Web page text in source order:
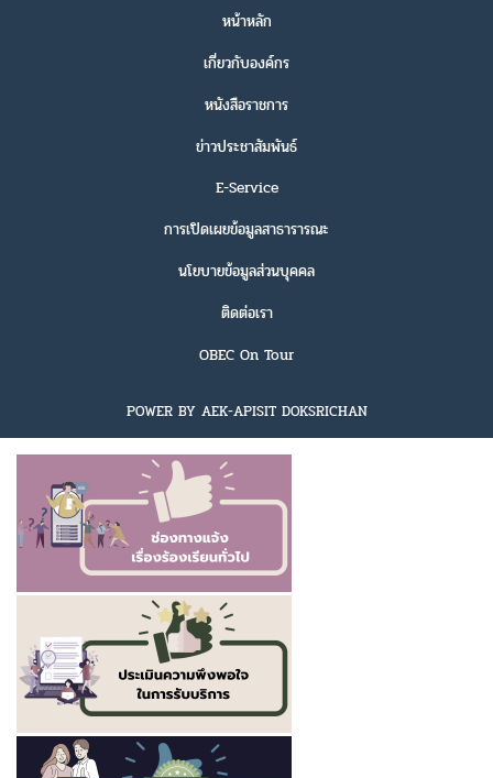
หน้าหลัก
เกี่ยวกับองค์กร
หนังสือราชการ
ข่าวประชาสัมพันธ์
E-Service
การเปิดเผยข้อมูลสาธารารณะ
นโยบายข้อมูลส่วนบุคคล
ติดต่อเรา
OBEC On Tour
POWER BY AEK-APISIT DOKSRICHAN